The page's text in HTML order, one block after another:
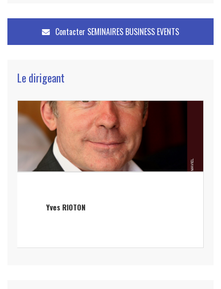
Contacter SEMINAIRES BUSINESS EVENTS
Le dirigeant
Yves RIOTON